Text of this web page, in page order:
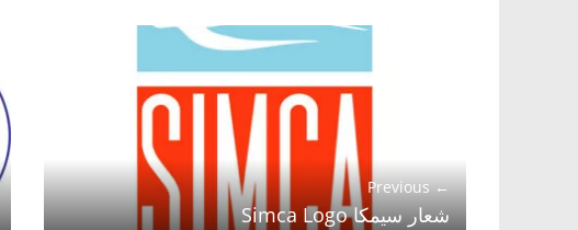
← Previous
شعار سيمكا Simca Logo